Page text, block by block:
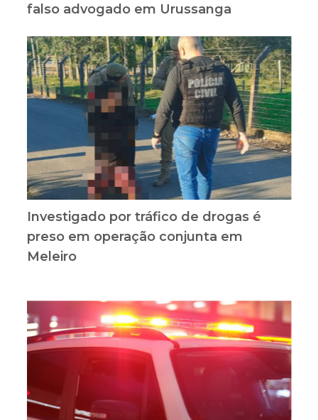
falso advogado em Urussanga
Investigado por tráfico de drogas é
preso em operação conjunta em
Meleiro